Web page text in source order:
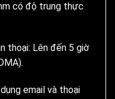
có độ trung thực
thoại: Lên đến 5 giờ
email và thoại